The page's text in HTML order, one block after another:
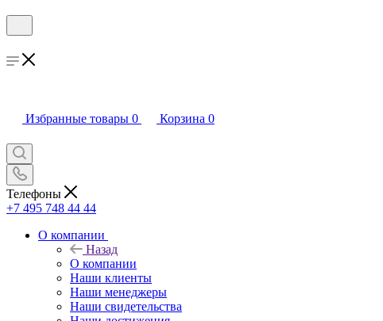
Избранные товары 0 Корзина 0
Телефоны
+7 495 748 44 44
О компании
Назад
О компании
Наши клиенты
Наши менеджеры
Наши свидетельства